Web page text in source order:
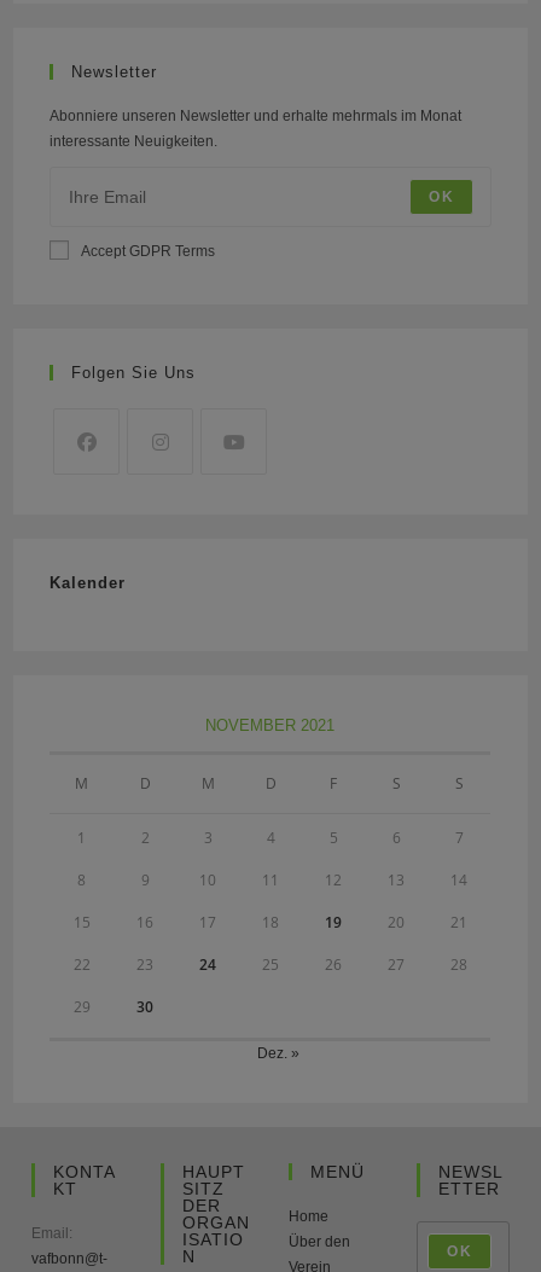
Newsletter
Abonniere unseren Newsletter und erhalte mehrmals im Monat
interessante Neuigkeiten.
OK
Accept GDPR Terms
Folgen Sie Uns
Kalender
NOVEMBER 2021
M D M D F S S
1 2 3 4 5 6 7
8 9 10 11 12 13 14
15 16 17 18 19 20 21
22 23 24 25 26 27 28
29 30
Dez. »
KONTA
KT
Email:
vafbonn@t-
HAUPT
SITZ
DER
ORGAN
ISATIO
N
MENÜ
Home
Über den
Verein
NEWSL
ETTER
OK